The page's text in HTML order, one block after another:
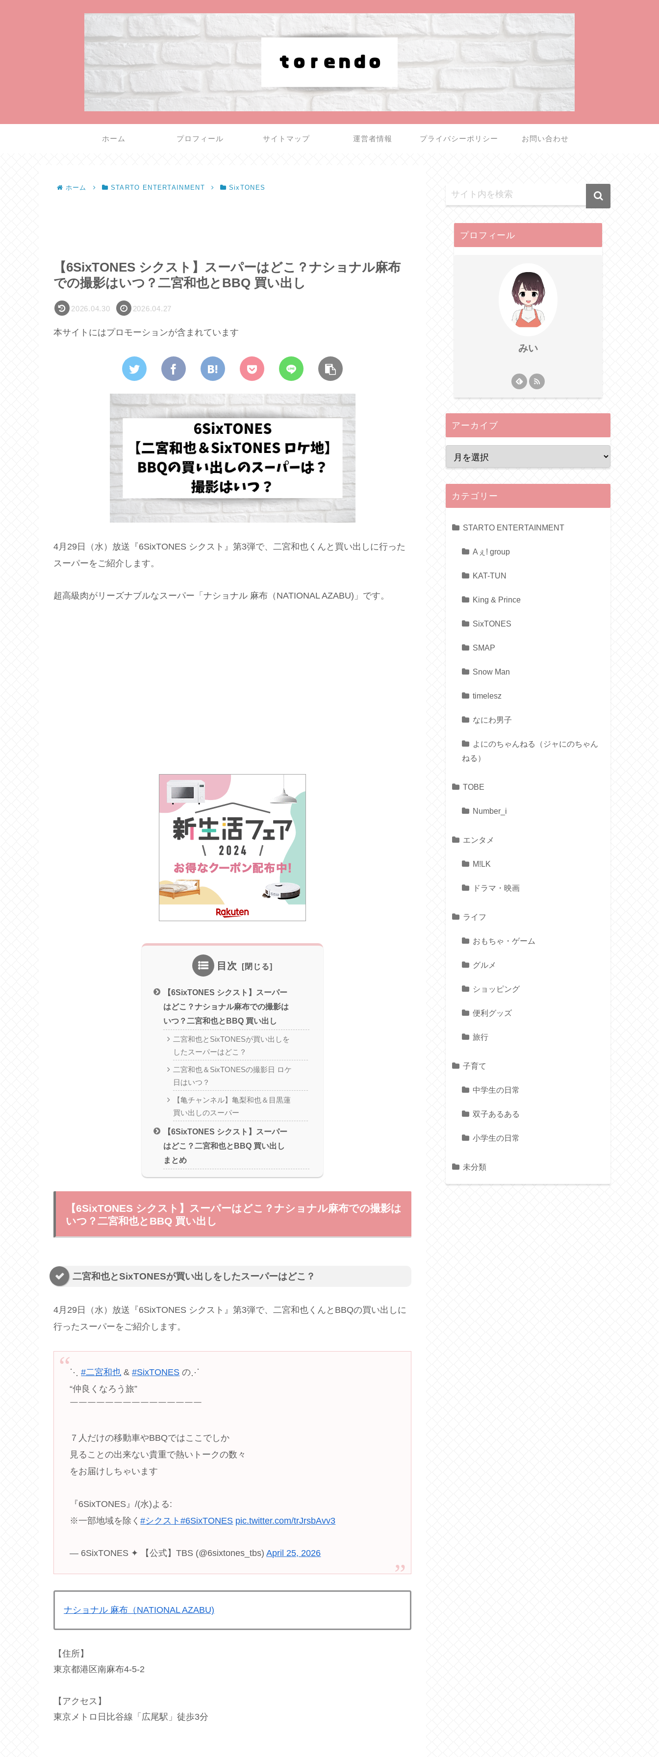
ホーム プロフィール サイトマップ 運営者情報 プライバシーポリシー お問い合わせ
ホーム STARTO ENTERTAINMENT SixTONES
【6SixTONES シクスト】スーパーはどこ？ナショナル麻布
での撮影はいつ？二宮和也とBBQ 買い出し
2026.04.30 2026.04.27
本サイトにはプロモーションが含まれています
4月29日（水）放送『6SixTONES シクスト』第3弾で、二宮和也くんと買い出しに行った
スーパーをご紹介します。
超高級肉がリーズナブルなスーパー「ナショナル 麻布（NATIONAL AZABU)」です。
目次
【6SixTONES シクスト】スーパー
はどこ？ナショナル麻布での撮影は
いつ？二宮和也とBBQ 買い出し
二宮和也とSixTONESが買い出しを
したスーパーはどこ？
二宮和也＆SixTONESの撮影日 ロケ
日はいつ？
【亀チャンネル】亀梨和也＆目黒蓮
買い出しのスーパー
【6SixTONES シクスト】スーパー
はどこ？二宮和也とBBQ 買い出し
まとめ
【6SixTONES シクスト】スーパーはどこ？ナショナル麻布での撮影は
いつ？二宮和也とBBQ 買い出し
二宮和也とSixTONESが買い出しをしたスーパーはどこ？
4月29日（水）放送『6SixTONES シクスト』第3弾で、二宮和也くんとBBQの買い出しに
行ったスーパーをご紹介します。
⋱#二宮和也 &#SixTONES の⋰
“仲良くなろう旅”
￣￣￣￣￣￣￣￣￣￣￣￣￣￣￣
７人だけの移動車やBBQではここでしか
見ることの出来ない貴重で熱いトークの数々
をお届けしちゃいます
『6SixTONES』/(水)よる:
※一部地域を除く#シクスト#6SixTONES pic.twitter.com/trJrsbAvv3
— 6SixTONES ✦ 【公式】TBS (@6sixtones_tbs)April 25, 2026
ナショナル 麻布（NATIONAL AZABU)
【住所】
東京都港区南麻布4-5-2
【アクセス】
東京メトロ日比谷線「広尾駅」徒歩3分
プロフィール
みい
アーカイブ
カテゴリー
STARTO ENTERTAINMENT
Aぇ! group
KAT-TUN
King & Prince
SixTONES
SMAP
Snow Man
timelesz
なにわ男子
よにのちゃんねる（ジャにのちゃん
ねる）
TOBE
Number_i
エンタメ
M!LK
ドラマ・映画
ライフ
おもちゃ・ゲーム
グルメ
ショッピング
便利グッズ
旅行
子育て
中学生の日常
双子あるある
小学生の日常
未分類